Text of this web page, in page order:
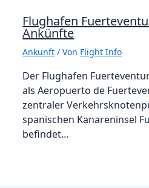
Flughafen
Ankünfte
Ankunft / Von Flight Info
Der Flughafen
als Aeropuerto de
zentraler
spanischen Kanareninsel
befindet…